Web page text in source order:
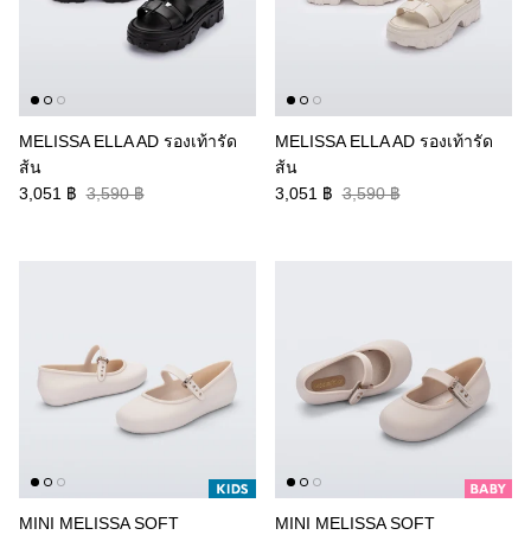
MELISSA ELLA AD รองเท้ารัด
ส้น
3,051 ฿ 3,590 ฿
MELISSA ELLA AD รองเท้ารัด
ส้น
3,051 ฿ 3,590 ฿
MINI MELISSA SOFT
MINI MELISSA SOFT